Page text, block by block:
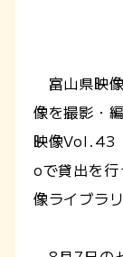
富山県映
像を撮影・
映像Vol.43
oで貸出を
像ライブラ